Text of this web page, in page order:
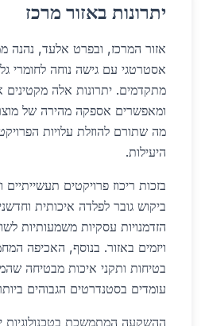
יתרונות באזור מרכז
אזור המרכז, ובפרט אלעד, נהנה
אסטרטגי עם גישה נוחה לחומרי
מתקדמים. יתרונות אלה מקטינים
ומאפשרים אספקה מהירה של
מה שתורם להוזלת עלויות
היעילות.
בזכות ריכוז פרויקטים תעשייתיים
ביקוש גובר לפלדה איכותית
הזדמנויות עסקיות משמעותיות
ויזמים באזור. בנוסף, האכיפה
בטיחות ותקני איכות מבטיחה
עומדים בסטנדרטים הגבוהים
ההשקעה המתמשכת בטכנולוגיות